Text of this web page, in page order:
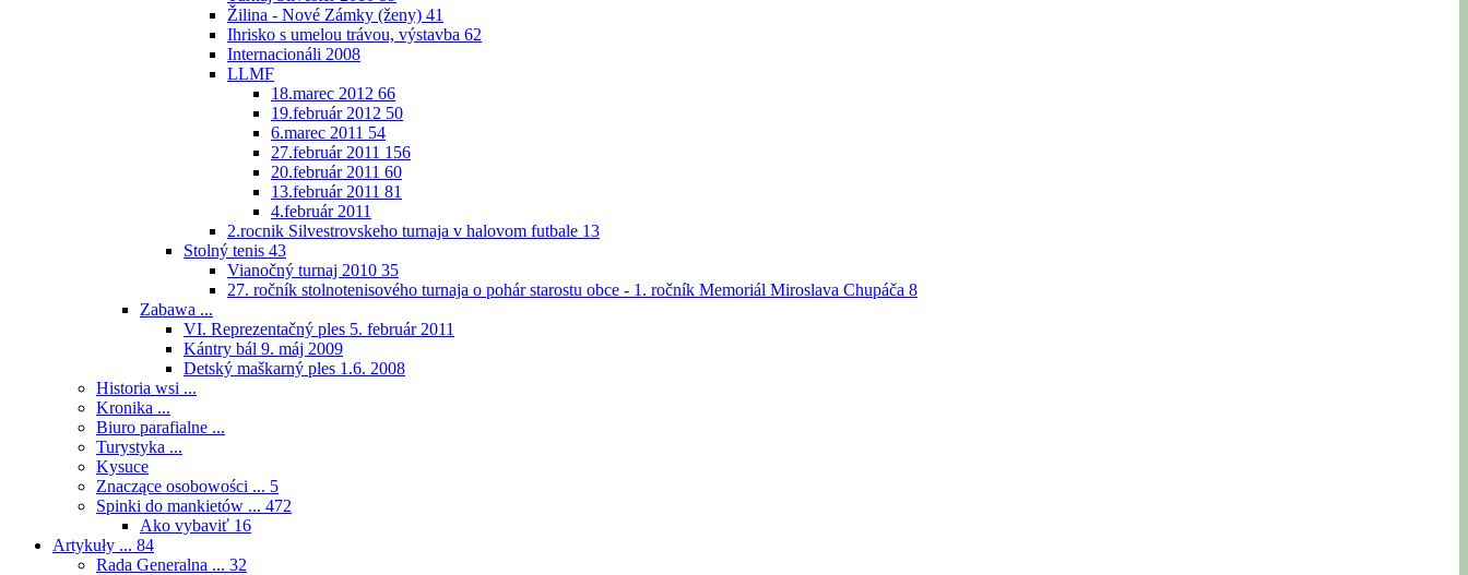
Žilina - Nové Zámky (ženy) 41
Ihrisko s umelou trávou, výstavba 62
Internacionáli 2008
LLMF
18.marec 2012 66
19.február 2012 50
6.marec 2011 54
27.február 2011 156
20.február 2011 60
13.február 2011 81
4.február 2011
2.rocnik Silvestrovskeho turnaja v halovom futbale 13
Stolný tenis 43
Vianočný turnaj 2010 35
27. ročník stolnotenisového turnaja o pohár starostu obce - 1. ročník Memoriál Miroslava Chupáča 8
Zabawa ...
VI. Reprezentačný ples 5. február 2011
Kántry bál 9. máj 2009
Detský maškarný ples 1.6. 2008
Historia wsi ...
Kronika ...
Biuro parafialne ...
Turystyka ...
Kysuce
Znaczące osobowości ... 5
Spinki do mankietów ... 472
Ako vybaviť 16
Artykuły ... 84
Rada Generalna ... 32